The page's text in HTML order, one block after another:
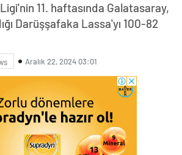
11. haftasında Galatasaray,
Darüşşafaka Lassa'yı 100-82
Aralık 22, 2024 03:01